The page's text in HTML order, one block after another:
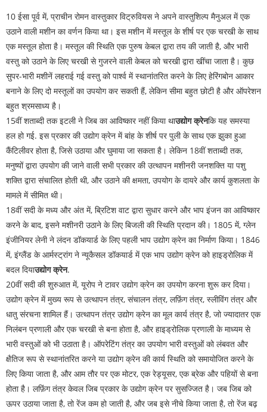
10 ईसा पूर्व में, प्राचीन रोमन वास्तुकार विट्रुवियस ने अपने वास्तुशिल्प मैनुअल में एक
उठाने वाली मशीन का वर्णन किया था। इस मशीन में मस्तूल के शीर्ष पर एक चरखी के साथ
एक मस्तूल होता है। मस्तूल की स्थिति एक पुरुष केबल द्वारा तय की जाती है, और भारी
वस्तु को उठाने के लिए चरखी से गुजरने वाली केबल को चरखी द्वारा खींचा जाता है। कुछ
सुपर-भारी मशीनें लहराई गई वस्तु को पार्श्व में स्थानांतरित करने के लिए हेरिंगबोन आकार
बनाने के लिए दो मस्तूलों का उपयोग कर सकती हैं, लेकिन सीमा बहुत छोटी है और ऑपरेशन
बहुत श्रमसाध्य है।
15वीं शताब्दी तक इटली ने जिब का आविष्कार नहीं किया थाउद्योग क्रेनकि यह समस्या
हल हो गई. इस प्रकार की उद्योग क्रेन में बांह के शीर्ष पर पुली के साथ एक झुका हुआ
कैंटिलीवर होता है, जिसे उठाया और घुमाया जा सकता है। लेकिन 18वीं शताब्दी तक,
मनुष्यों द्वारा उपयोग की जाने वाली सभी प्रकार की उत्थापन मशीनरी जनशक्ति या पशु
शक्ति द्वारा संचालित होती थी, और उठाने की क्षमता, उपयोग के दायरे और कार्य कुशलता के
मामले में सीमित थी।
18वीं सदी के मध्य और अंत में, ब्रिटिश वाट द्वारा सुधार करने और भाप इंजन का आविष्कार
करने के बाद, इसने मशीनरी उठाने के लिए बिजली की स्थिति प्रदान की। 1805 में, ग्लेन
इंजीनियर लेनी ने लंदन डॉकयार्ड के लिए पहली भाप उद्योग क्रेन का निर्माण किया। 1846
में, इंग्लैंड के आर्मस्ट्रांग ने न्यूकैसल डॉकयार्ड में एक भाप उद्योग क्रेन को हाइड्रोलिक में
बदल दियाउद्योग क्रेन.
20वीं सदी की शुरुआत में, यूरोप ने टावर उद्योग क्रेन का उपयोग करना शुरू कर दिया।
उद्योग क्रेन में मुख्य रूप से उत्थापन तंत्र, संचालन तंत्र, लफ़िंग तंत्र, स्लीविंग तंत्र और
धातु संरचना शामिल हैं। उत्थापन तंत्र उद्योग क्रेन का मूल कार्य तंत्र है, जो ज्यादातर एक
निलंबन प्रणाली और एक चरखी से बना होता है, और हाइड्रोलिक प्रणाली के माध्यम से
भारी वस्तुओं को भी उठाता है। ऑपरेटिंग तंत्र का उपयोग भारी वस्तुओं को लंबवत और
क्षैतिज रूप से स्थानांतरित करने या उद्योग क्रेन की कार्य स्थिति को समायोजित करने के
लिए किया जाता है, और आम तौर पर एक मोटर, एक रेड्यूसर, एक ब्रेक और पहियों से बना
होता है। लफ़िंग तंत्र केवल जिब प्रकार के उद्योग क्रेन पर सुसज्जित है। जब जिब को
ऊपर उठाया जाता है, तो रेंज कम हो जाती है, और जब इसे नीचे किया जाता है, तो रेंज बढ़